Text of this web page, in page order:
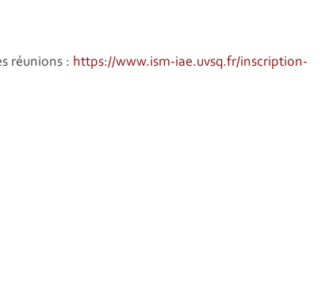
réunions : https://www.ism-iae.uvsq.fr/inscription-